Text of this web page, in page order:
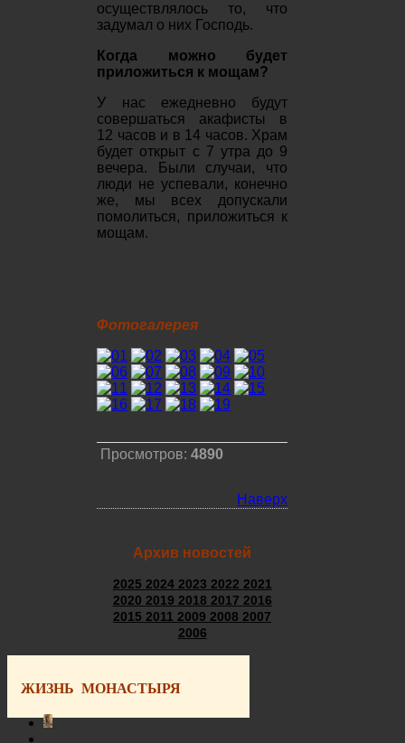
осуществлялось то, что
задумал о них Господь.
Когда можно будет
приложиться к мощам?
У нас ежедневно будут
совершаться акафисты в
12 часов и в 14 часов. Храм
будет открыт с 7 утра до 9
вечера. Были случаи, что
люди не успевали, конечно
же, мы всех допускали
помолиться, приложиться к
мощам.
Фотогалерея
Просмотров:4890
Наверх
Архив новостей
2025 2024 2023 2022 2021
2020 2019 2018 2017 2016
2015 2011 2009 2008 2007
2006
ЖИЗНЬ МОНАСТЫРЯ